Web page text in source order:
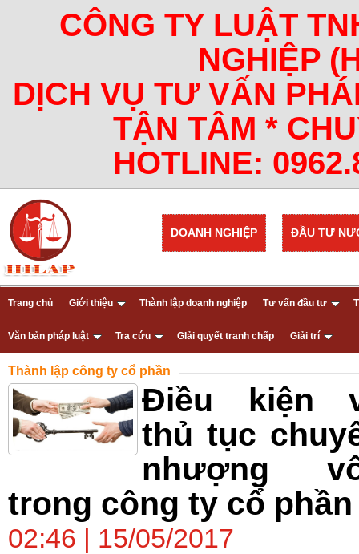
CÔNG TY LUẬT
NGHIỆP
DỊCH VỤ TƯ VẤN
TẬN TÂM *
HOTLINE:
ĐẦU TƯ
DOANH NGHIỆP
Trang chủ Giới thiệu Thành lập doanh nghiệp Tư vấn đầu tư
Văn bản pháp luật Tra cứu GIải quyết tranh chấp Giải trí
Thành lập công ty cổ phần
Điều kiện
thủ tục
nhượng
trong công ty cổ phần
02:46 | 15/05/2017